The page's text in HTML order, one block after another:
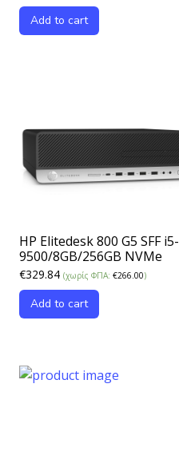
Add to cart
HP Elitedesk 800 G5 SFF i5-
9500/8GB/256GB NVMe
€329.84 (χωρίς ΦΠΑ:€266.00)
Add to cart